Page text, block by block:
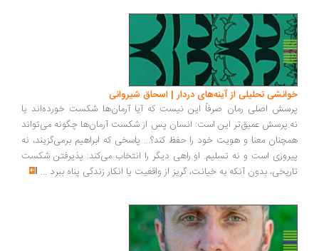
تحلیلی از آینه‌های دردار | اسحاق شیروانی
اصلی رمان صرفاً این نیست که آیا آرمان‌ها شکست خورده‌اند یا
عمیق‌تر این است: انسان پس از شکست آرمان‌ها چگونه می‌تواند
معنا و هویت خود را حفظ کند؟... پاسخی که ابراهیم برمی‌گزیند، نه
است و نه تسلیم. او راهی دیگر را انتخاب می‌کند: پذیرفتن شکست
بدون آنکه به خیانت، گریز از واقعیت یا انکار زندگی پناه ببرد...